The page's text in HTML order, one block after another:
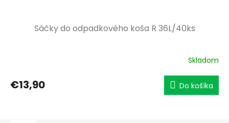
Sáčky do odpadkového koša R 36L/40ks
Skladom
€13,90 Do košíka